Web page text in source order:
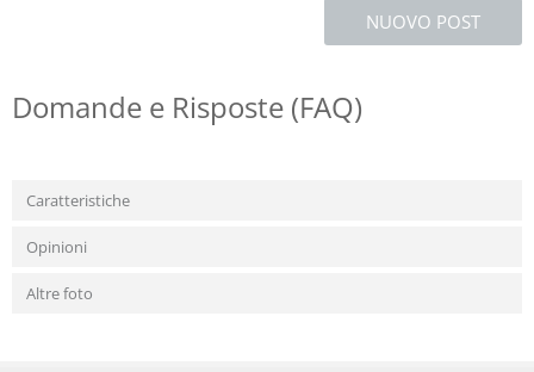
NUOVO POST
Domande e Risposte (FAQ)
Caratteristiche
Opinioni
Altre foto